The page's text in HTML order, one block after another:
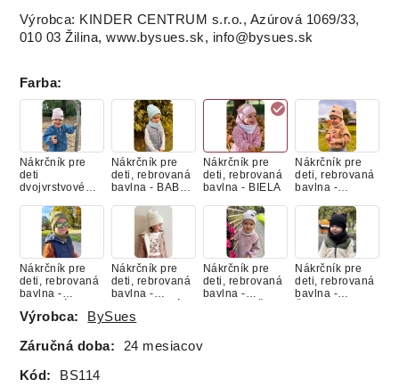
Výrobca: KINDER CENTRUM s.r.o., Azúrová 1069/33,
010 03 Žilina, www.bysues.sk, info@bysues.sk
Farba:
Nákrčník pre
deti
dvojvrstvové
PINK
Nákrčník pre
deti, rebrovaná
bavlna - BABY
Nákrčník pre
deti, rebrovaná
bavlna - BIELA
Nákrčník pre
deti, rebrovaná
bavlna -
Nákrčník pre
deti, rebrovaná
bavlna -
Nákrčník pre
deti, rebrovaná
bavlna -
Nákrčník pre
deti, rebrovaná
bavlna -
Nákrčník pre
deti, rebrovaná
bavlna -
Výrobca: BySues
Záručná doba: 24 mesiacov
Kód: BS114